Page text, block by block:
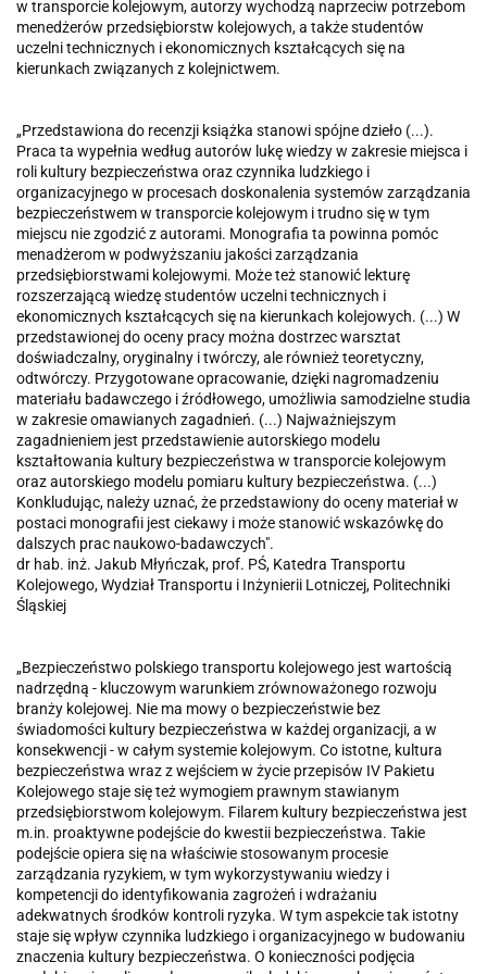
w transporcie kolejowym, autorzy wychodzą naprzeciw potrzebom
menedżerów przedsiębiorstw kolejowych, a także studentów
uczelni technicznych i ekonomicznych kształcących się na
kierunkach związanych z kolejnictwem.
„Przedstawiona do recenzji książka stanowi spójne dzieło (...).
Praca ta wypełnia według autorów lukę wiedzy w zakresie miejsca i
roli kultury bezpieczeństwa oraz czynnika ludzkiego i
organizacyjnego w procesach doskonalenia systemów zarządzania
bezpieczeństwem w transporcie kolejowym i trudno się w tym
miejscu nie zgodzić z autorami. Monografia ta powinna pomóc
menadżerom w podwyższaniu jakości zarządzania
przedsiębiorstwami kolejowymi. Może też stanowić lekturę
rozszerzającą wiedzę studentów uczelni technicznych i
ekonomicznych kształcących się na kierunkach kolejowych. (...) W
przedstawionej do oceny pracy można dostrzec warsztat
doświadczalny, oryginalny i twórczy, ale również teoretyczny,
odtwórczy. Przygotowane opracowanie, dzięki nagromadzeniu
materiału badawczego i źródłowego, umożliwia samodzielne studia
w zakresie omawianych zagadnień. (...) Najważniejszym
zagadnieniem jest przedstawienie autorskiego modelu
kształtowania kultury bezpieczeństwa w transporcie kolejowym
oraz autorskiego modelu pomiaru kultury bezpieczeństwa. (...)
Konkludując, należy uznać, że przedstawiony do oceny materiał w
postaci monografii jest ciekawy i może stanowić wskazówkę do
dalszych prac naukowo-badawczych".
dr hab. inż. Jakub Młyńczak, prof. PŚ, Katedra Transportu
Kolejowego, Wydział Transportu i Inżynierii Lotniczej, Politechniki
Śląskiej
„Bezpieczeństwo polskiego transportu kolejowego jest wartością
nadrzędną - kluczowym warunkiem zrównoważonego rozwoju
branży kolejowej. Nie ma mowy o bezpieczeństwie bez
świadomości kultury bezpieczeństwa w każdej organizacji, a w
konsekwencji - w całym systemie kolejowym. Co istotne, kultura
bezpieczeństwa wraz z wejściem w życie przepisów IV Pakietu
Kolejowego staje się też wymogiem prawnym stawianym
przedsiębiorstwom kolejowym. Filarem kultury bezpieczeństwa jest
m.in. proaktywne podejście do kwestii bezpieczeństwa. Takie
podejście opiera się na właściwie stosowanym procesie
zarządzania ryzykiem, w tym wykorzystywaniu wiedzy i
kompetencji do identyfikowania zagrożeń i wdrażaniu
adekwatnych środków kontroli ryzyka. W tym aspekcie tak istotny
staje się wpływ czynnika ludzkiego i organizacyjnego w budowaniu
znaczenia kultury bezpieczeństwa. O konieczności podjęcia